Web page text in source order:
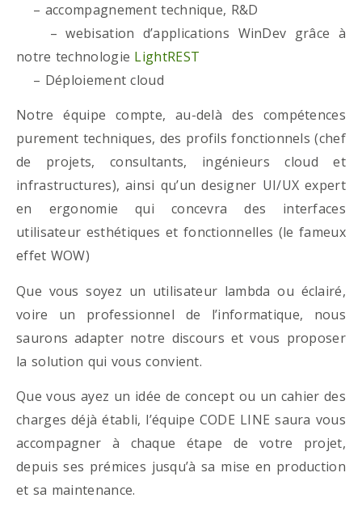
– accompagnement technique, R&D
– webisation d’applications WinDev grâce à
notre technologie LightREST
– Déploiement cloud
Notre équipe compte, au-delà des compétences
purement techniques, des profils fonctionnels (chef
de projets, consultants, ingénieurs cloud et
infrastructures), ainsi qu’un designer UI/UX expert
en ergonomie qui concevra des interfaces
utilisateur esthétiques et fonctionnelles (le fameux
effet WOW)
Que vous soyez un utilisateur lambda ou éclairé,
voire un professionnel de l’informatique, nous
saurons adapter notre discours et vous proposer
la solution qui vous convient.
Que vous ayez un idée de concept ou un cahier des
charges déjà établi, l’équipe CODE LINE saura vous
accompagner à chaque étape de votre projet,
depuis ses prémices jusqu’à sa mise en production
et sa maintenance.